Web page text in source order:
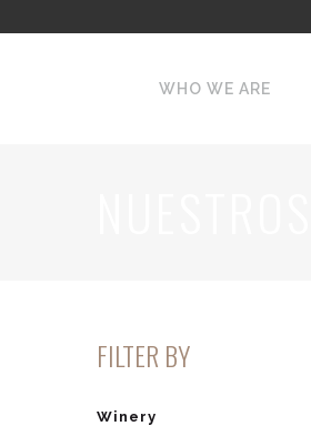
WHO WE ARE
FILTER BY
Winery